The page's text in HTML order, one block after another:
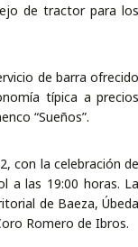
de tractor para los
de barra ofrecido
típica a precios
“Sueños”.
con la celebración de
a las 19:00 horas. La
de Baeza, Úbeda
Romero de Ibros.